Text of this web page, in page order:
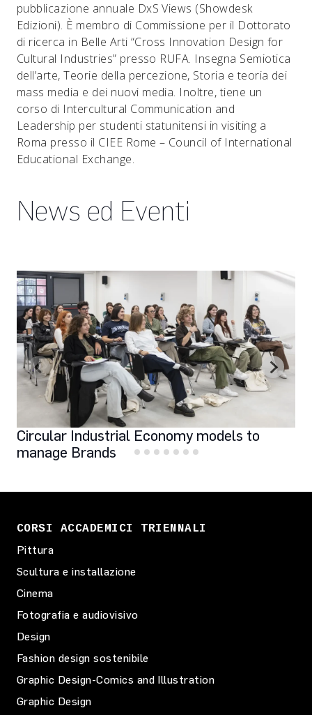
pubblicazione annuale DxS Views (Showdesk
Edizioni). È membro di Commissione per il Dottorato
di ricerca in Belle Arti “Cross Innovation Design for
Cultural Industries” presso RUFA. Insegna Semiotica
dell’arte, Teorie della percezione, Storia e teoria dei
mass media e dei nuovi media. Inoltre, tiene un
corso di Intercultural Communication and
Leadership per studenti statunitensi in visiting a
Roma presso il CIEE Rome – Council of International
Educational Exchange.
News ed Eventi
Circular Industrial Economy models to
manage Brands
CORSI ACCADEMICI TRIENNALI
Pittura
Scultura e installazione
Cinema
Fotografia e audiovisivo
Design
Fashion design sostenibile
Graphic Design-Comics and Illustration
Graphic Design